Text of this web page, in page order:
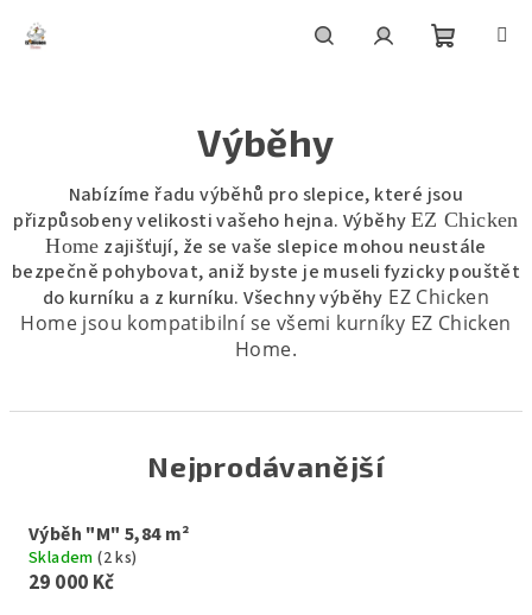
Výběhy
Nabízíme řadu výběhů pro slepice, které jsou
přizpůsobeny velikosti vašeho hejna. Výběhy EZ Chicken
Home zajišťují, že se vaše slepice mohou neustále
bezpečně pohybovat, aniž byste je museli fyzicky pouštět
do kurníku a z kurníku. Všechny výběhy EZ Chicken
Home jsou kompatibilní se všemi kurníky EZ Chicken
Home.
Nejprodávanější
Výběh "M" 5,84 m²
Skladem(2 ks)
29 000 Kč